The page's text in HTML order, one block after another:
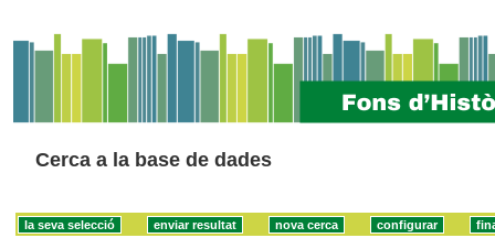
Cerca a la base de dades